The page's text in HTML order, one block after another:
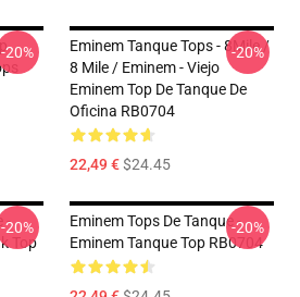
-20%
Eminem Tanque Tops - 8Mile /
8 Mile / Eminem - Viejo
Eminem Top De Tanque De
Oficina RB0704
22,49 €$24.45
-20%
-
Top
-20%
Eminem Tops De Tanque -
Eminem Tanque Top RB0704
-20%